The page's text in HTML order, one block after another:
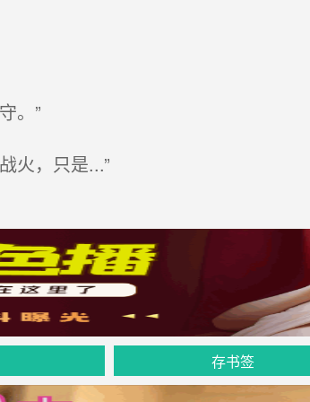
。”
火，只是...”
存书签